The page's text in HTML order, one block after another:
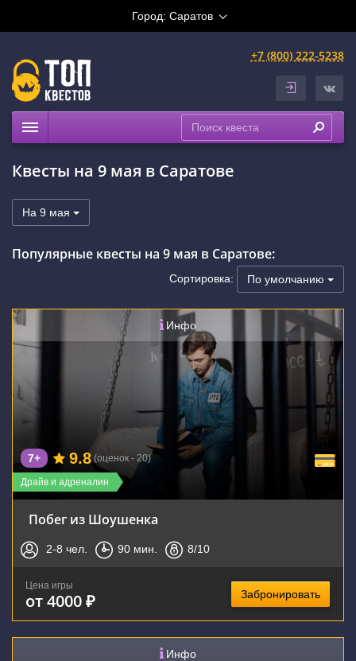
Город: Саратов
+7 (800) 222-5238
Выездные
Расписание
Рейтинги
На карте
Квесты на 9 мая в Саратове
На 9 мая
Популярные квесты на 9 мая в Саратове:
Сортировка: По умолчанию
Инфо
Драйв и адреналин
7+ 9.8 (оценок - 20)
Побег из Шоушенка
2-8 чел. 90 мин. 8/10
Цена игры
от 4000 ₽ Забронировать
Инфо